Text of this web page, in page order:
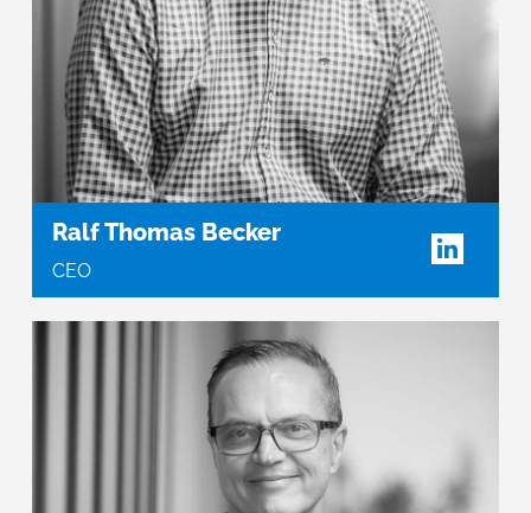
Ralf Thomas Becker
CEO